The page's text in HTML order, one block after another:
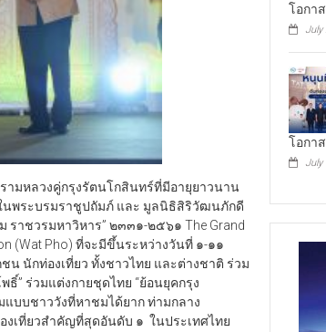
ามหลวงคู่กรุงรัตนโกสินทร์ที่มีอายุยาวนาน
พระบรมราชูปถัมภ์ และ มูลนิธิสิริวัฒนภักดี
ราชวรมหาวิหาร” ๒๓๓๑-๒๕๖๑ The Grand
(Wat Pho) ที่จะมีขึ้นระหว่างวันที่ ๑-๑๑
นักท่องเที่ยว ทั้งชาวไทย และต่างชาติ ร่วม
” ร่วมแต่งกายชุดไทย “ย้อนยุคกรุง
บบชาววังที่หาชมได้ยาก ท่ามกลาง
งเที่ยวสำคัญที่สุดอันดับ ๑ ในประเทศไทย
โอกา
July
โอกา
July